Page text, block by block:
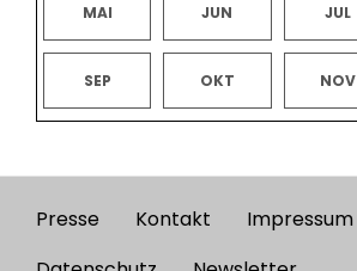
MAI JUN JUL
SEP OKT NOV
Footer
Presse Kontakt
Impressum